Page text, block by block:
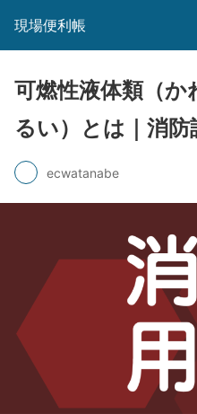
現場便利帳
可燃性液体類（
るい）とは｜消防
ecwatanabe